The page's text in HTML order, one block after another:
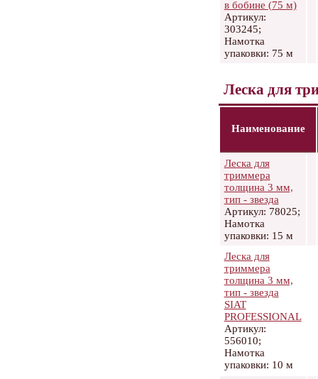
в бобине (75 м)
Артикул:
303245;
Намотка
упаковки: 75 м
Леска для
Наименование
Леска для
триммера
толщина 3 мм,
тип - звезда
Артикул: 78025;
Намотка
упаковки: 15 м
Леска для
триммера
толщина 3 мм,
тип - звезда
SIAT
PROFESSIONAL
Артикул:
556010;
Намотка
упаковки: 10 м